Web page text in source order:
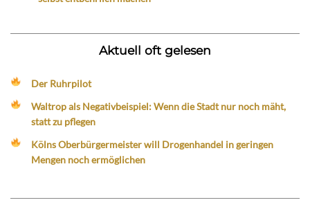
Aktuell oft gelesen
Der Ruhrpilot
Waltrop als Negativbeispiel: Wenn die Stadt nur noch mäht,
statt zu pflegen
Kölns Oberbürgermeister will Drogenhandel in geringen
Mengen noch ermöglichen